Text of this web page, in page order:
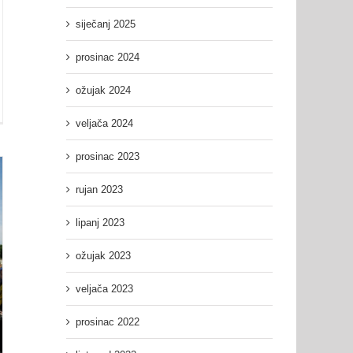
siječanj 2025
prosinac 2024
ožujak 2024
veljača 2024
prosinac 2023
rujan 2023
lipanj 2023
ožujak 2023
veljača 2023
prosinac 2022